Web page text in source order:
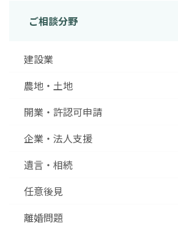
ご相談分野
建設業
農地・土地
開業・許認可申請
企業・法人支援
遺言・相続
任意後見
離婚問題